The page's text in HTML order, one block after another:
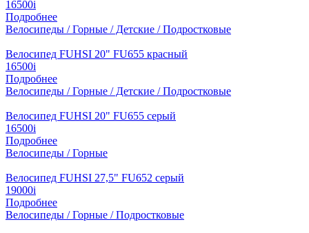
16500i
Подробнее
Велосипеды / Горные / Детские / Подростковые
Велосипед FUHSI 20" FU655 красный
16500i
Подробнее
Велосипеды / Горные / Детские / Подростковые
Велосипед FUHSI 20" FU655 серый
16500i
Подробнее
Велосипеды / Горные
Велосипед FUHSI 27,5" FU652 серый
19000i
Подробнее
Велосипеды / Горные / Подростковые